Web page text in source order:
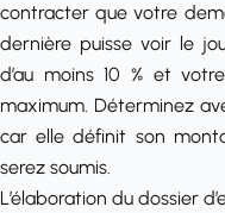
contracter que votre
dernière puisse voir le
d’au moins 10 % et
maximum. Déterminez
car elle définit son
serez soumis.
L’élaboration du dossier